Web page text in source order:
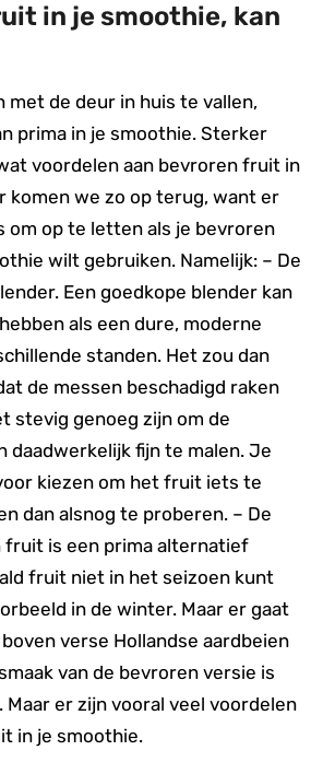
in je smoothie, kan
met de deur in huis te vallen,
prima in je smoothie. Sterker
voordelen aan bevroren fruit in
komen we zo op terug, want er
om op te letten als je bevroren
wilt gebruiken. Namelijk: – De
Een goedkope blender kan
als een dure, moderne
standen. Het zou dan
de messen beschadigd raken
stevig genoeg zijn om de
daadwerkelijk fijn te malen. Je
kiezen om het fruit iets te
dan alsnog te proberen. – De
fruit is een prima alternatief
fruit niet in het seizoen kunt
in de winter. Maar er gaat
verse Hollandse aardbeien
van de bevroren versie is
Maar er zijn vooral veel voordelen
in je smoothie.